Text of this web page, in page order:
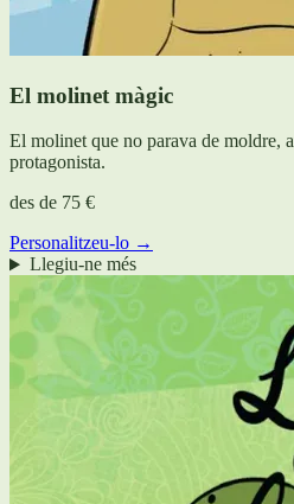
El molinet màgic
El molinet que no parava de moldre,
protagonista.
des de 75 €
Personalitzeu-lo →
Llegiu-ne més